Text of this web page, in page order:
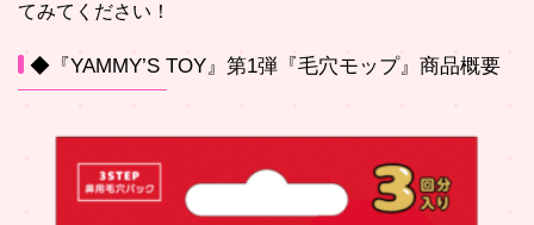
てみてください！
◆『YAMMY’S TOY』第1弾『毛穴モップ』商品概要